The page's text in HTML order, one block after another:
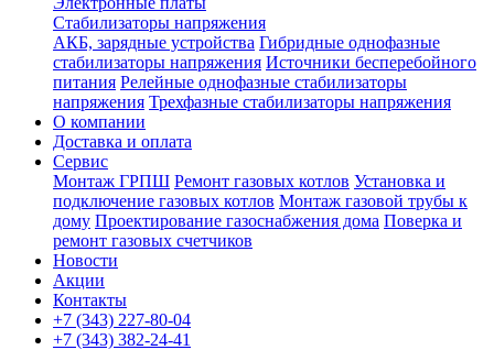
Стабилизаторы напряжения
АКБ, зарядные устройства Гибридные однофазные
стабилизаторы напряжения Источники бесперебойного
питания Релейные однофазные стабилизаторы
напряжения Трехфазные стабилизаторы напряжения
О компании
Доставка и оплата
Сервис
Монтаж ГРПШ Ремонт газовых котлов Установка и
подключение газовых котлов Монтаж газовой трубы к
дому Проектирование газоснабжения дома Поверка и
ремонт газовых счетчиков
Новости
Акции
Контакты
+7 (343) 227-80-04
+7 (343) 382-24-41